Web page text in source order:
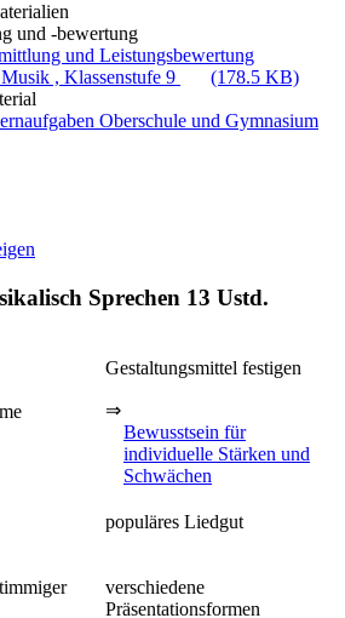
und -bewertung
und Leistungsbewertung
, Klassenstufe 9
(178.5 KB)
Oberschule und Gymnasium
Sprechen 13 Ustd.
Gestaltungsmittel festigen
⇒
Bewusstsein für
individuelle Stärken und
Schwächen
populäres Liedgut
verschiedene
Präsentationsformen